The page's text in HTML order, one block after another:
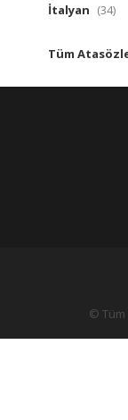
İtalyan (34)
Tüm
© Tüm